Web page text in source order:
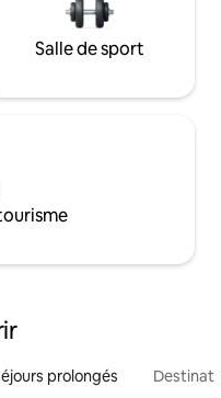
Salle de sport
prolongés